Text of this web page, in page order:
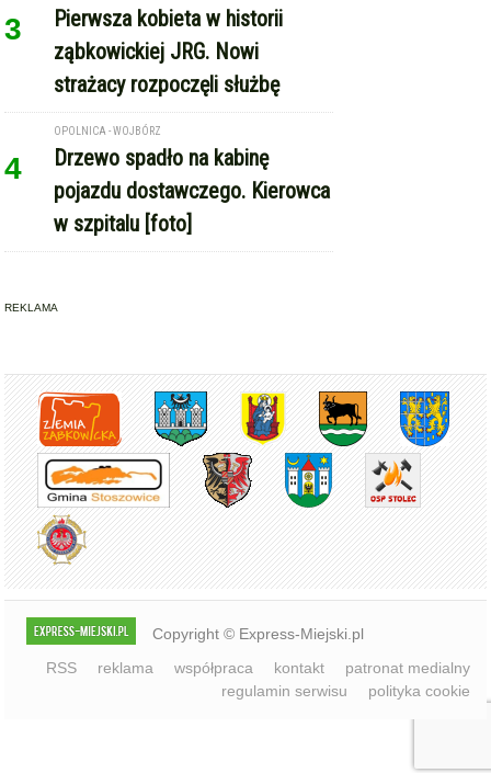
3
Pierwsza kobieta w historii
ząbkowickiej JRG. Nowi
strażacy rozpoczęli służbę
4
OPOLNICA - WOJBÓRZ
Drzewo spadło na kabinę
pojazdu dostawczego. Kierowca
w szpitalu [foto]
REKLAMA
Copyright © Express-Miejski.pl
RSS
reklama współpraca kontakt
patronat medialny
regulamin serwisu
polityka cookie